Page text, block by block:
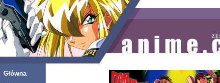
Główna